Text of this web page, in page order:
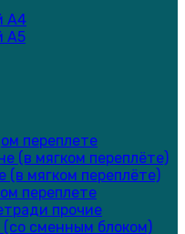
А4
А5
переплете
(в мягком переплёте)
(в мягком переплёте)
переплете
прочие
(со сменным блоком)